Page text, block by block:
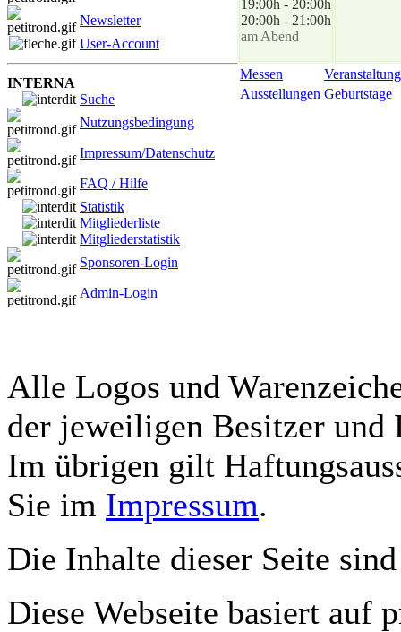
Newsletter
User-Account
INTERNA
Suche
Nutzungsbedingung
Impressum/Datenschutz
FAQ / Hilfe
Statistik
Mitgliederliste
Mitgliederstatistik
Sponsoren-Login
Admin-Login
19:00h - 20:00h
20:00h - 21:00h
am Abend
Messen
Veranstaltung
Ausstellungen Geburtstage
Alle Logos und
der jeweiligen Besitzer und
Im übrigen gilt
Sie im Impressum.
Die Inhalte dieser Seite
Diese Webseite basiert auf